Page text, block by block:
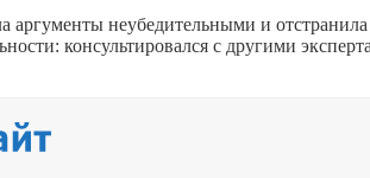
аргументы неубедительными и отстранила
консультировался с другими